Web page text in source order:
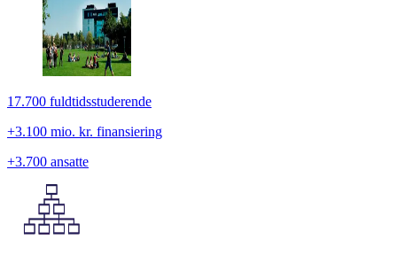
17.700 fuldtidsstuderende
+3.100 mio. kr. finansiering
+3.700 ansatte